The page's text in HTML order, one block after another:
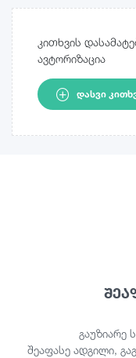
კითხვის
ავტორიზაცია
ᲓᲐᲡᲕᲘ
გაუზიარე
შეაფასე ადგილი,